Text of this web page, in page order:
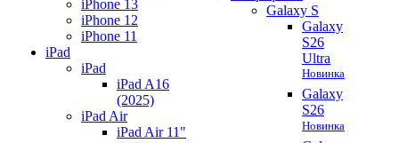
iPhone 13
iPhone 12
iPhone 11
iPad
iPad
iPad A16
(2025)
iPad Air
iPad Air 11"
Galaxy S
Galaxy
S26
Ultra
Новинка
Galaxy
S26
Новинка